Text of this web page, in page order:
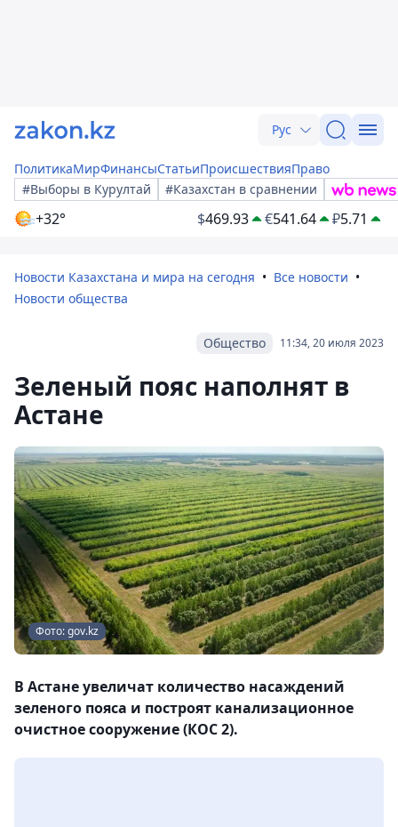
Рус
ПолитикаМирФинансыСтатьиПроисшествияПраво
#Выборы в Курултай
#Казахстан в сравнении
+32° $469.93 €541.64 ₽5.71
Новости Казахстана и мира на сегодня
Все новости
Новости общества
11:34, 20 июля 2023
Общество
Зеленый пояс наполнят в
Астане
Фото: gov.kz
В Астане увеличат количество насаждений
зеленого пояса и построят канализационное
очистное сооружение (КОС 2).